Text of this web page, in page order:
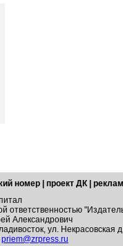
номер проект ДК
ответственностью
Александрович
ул. Некрасовская
priem@zrpress.ru